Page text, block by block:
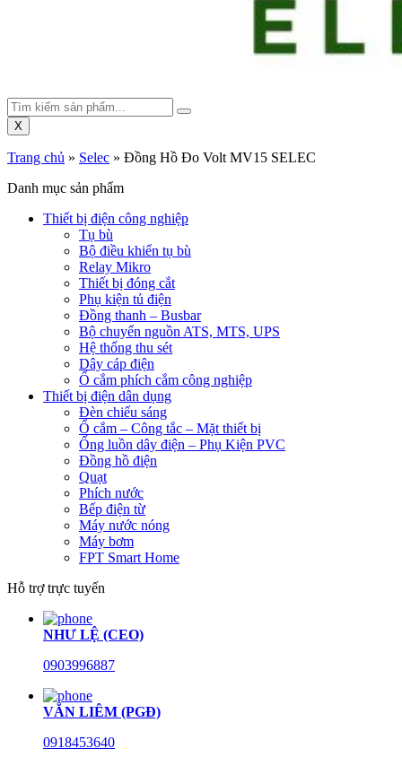
X
Trang chủ » Selec » Đồng Hồ Đo Volt MV15 SELEC
Danh mục sản phẩm
Thiết bị điện công nghiệp
Tụ bù
Bộ điều khiển tụ bù
Relay Mikro
Thiết bị đóng cắt
Phụ kiện tủ điện
Đồng thanh – Busbar
Bộ chuyển nguồn ATS, MTS, UPS
Hệ thống thu sét
Dây cáp điện
Ổ cắm phích cắm công nghiệp
Thiết bị điện dân dụng
Đèn chiếu sáng
Ổ cắm – Công tắc – Mặt thiết bị
Ống luồn dây điện – Phụ Kiện PVC
Đồng hồ điện
Quạt
Phích nước
Bếp điện từ
Máy nước nóng
Máy bơm
FPT Smart Home
Hỗ trợ trực tuyến
NHƯ LỆ (CEO)
0903996887
VĂN LIÊM (PGĐ)
0918453640